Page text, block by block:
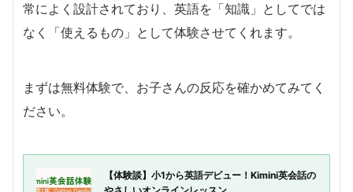
常によく設計されており、英語を「知識」としてでは
なく「使えるもの」として体験させてくれます。
まずは無料体験で、お子さんの反応を確かめてみてく
ださい。
【体験談】小1から英語デビュー！Kimini英会話の